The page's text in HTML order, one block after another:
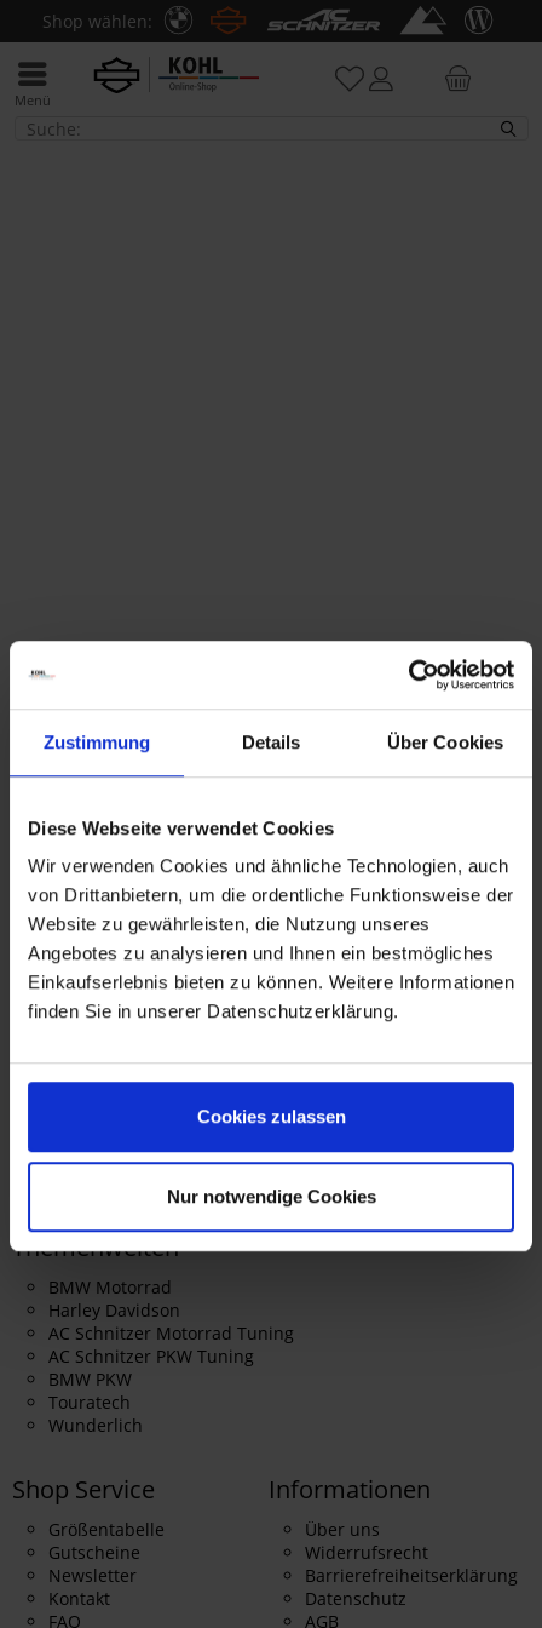
Zustimmung Details Über Cookies
Diese Webseite verwendet Cookies
Wir verwenden Cookies und ähnliche Technologien, auch
von Drittanbietern, um die ordentliche Funktionsweise der
Website zu gewährleisten, die Nutzung unseres
Angebotes zu analysieren und Ihnen ein bestmögliches
Einkaufserlebnis bieten zu können. Weitere Informationen
finden Sie in unserer Datenschutzerklärung.
Cookies zulassen
Nur notwendige Cookies
Shop wählen:
Menü
Fahrzeugmarkt
Service
E-Mail:shop@kohl.de
Montag - Donnerstag: 9 - 16 Uhr
Themenwelten
BMW Motorrad
Harley Davidson
AC Schnitzer Motorrad Tuning
AC Schnitzer PKW Tuning
BMW PKW
Touratech
Wunderlich
Shop Service
Größentabelle
Gutscheine
Newsletter
Kontakt
FAQ
Informationen
Über uns
Widerrufsrecht
Barrierefreiheitserklärung
Datenschutz
AGB